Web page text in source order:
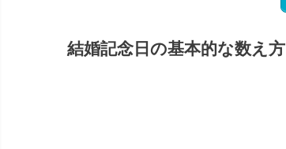
結婚記念日の基本的な数え方